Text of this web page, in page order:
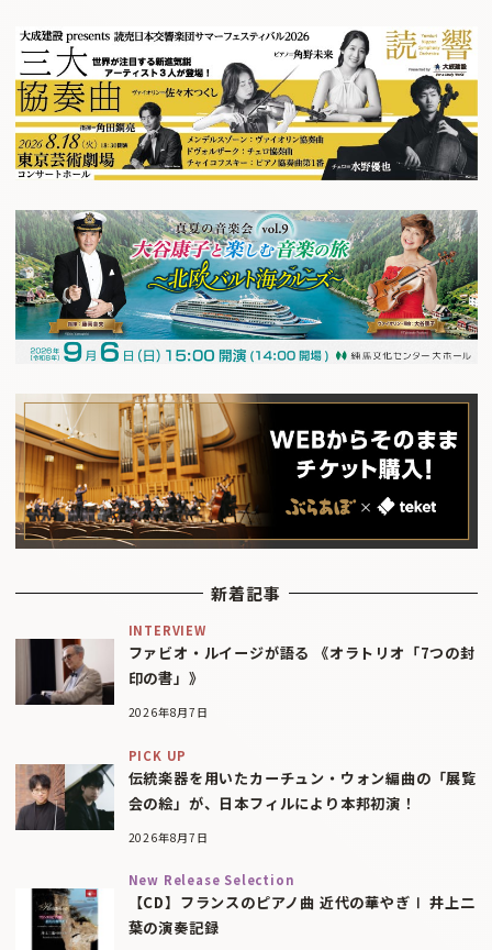
新着記事
INTERVIEW
ファビオ・ルイージが語る 《オラトリオ「7つの封
印の書」》
2026年8月7日
PICK UP
伝統楽器を用いたカーチュン・ウォン編曲の「展覧
会の絵」が、日本フィルにより本邦初演！
2026年8月7日
New Release Selection
【CD】フランスのピアノ曲 近代の華やぎⅠ 井上二
葉の演奏記録